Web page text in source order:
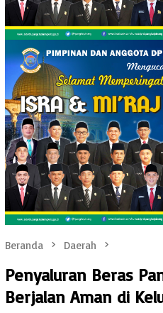
Beranda Daerah
Penyaluran Beras
Berjalan Aman di